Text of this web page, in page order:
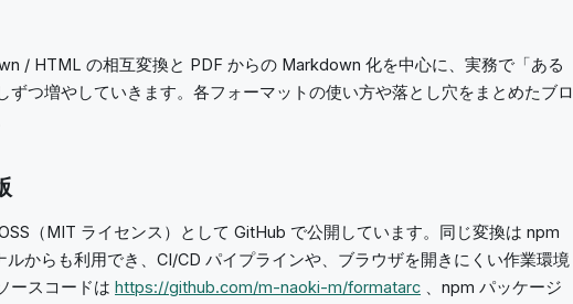
/ HTML の相互変換と PDF からの Markdown 化を中心に、実務で「ある
ずつ増やしていきます。各フォーマットの使い方や落とし穴をまとめたブロ
（MIT ライセンス）として GitHub で公開しています。同じ変換は npm
からも利用でき、CI/CD パイプラインや、ブラウザを開きにくい作業環境
ースコードは https://github.com/m-naoki-m/formatarc 、npm パッケージ